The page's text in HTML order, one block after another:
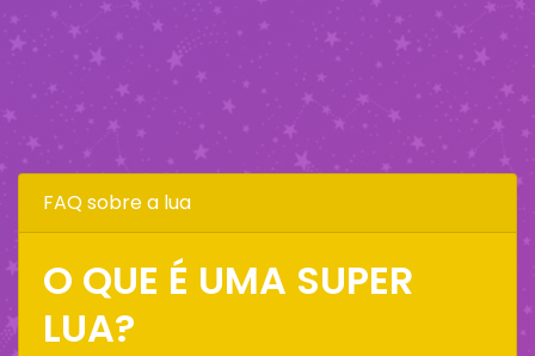
FAQ sobre a lua
O QUE É UMA SUPER
LUA?